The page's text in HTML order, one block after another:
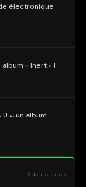
électronique
« Inert » !
», un album
3 derniers mois